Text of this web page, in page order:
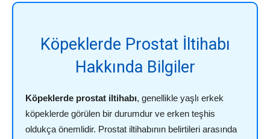
Köpeklerde Prostat İltihabı
Hakkında Bilgiler
Köpeklerde prostat iltihabı, genellikle yaşlı erkek
köpeklerde görülen bir durumdur ve erken teşhis
oldukça önemlidir. Prostat iltihabının belirtileri arasında